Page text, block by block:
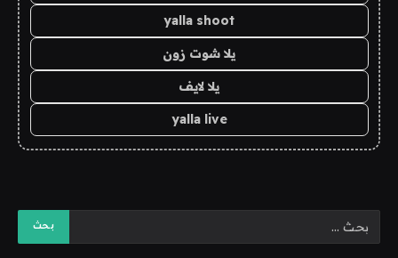
yalla shoot
يلا شوت زون
يلا لايف
yalla live